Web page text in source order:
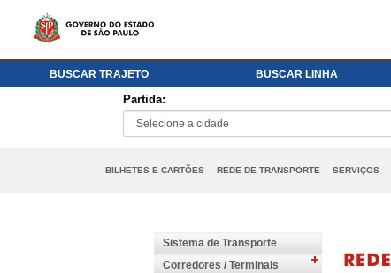
BUSCAR TRAJETO BUSCAR LINHA
Partida:
BILHETES E CARTÕES REDE DE TRANSPORTE SERVIÇOS
Sistema de Transporte
Corredores / Terminais